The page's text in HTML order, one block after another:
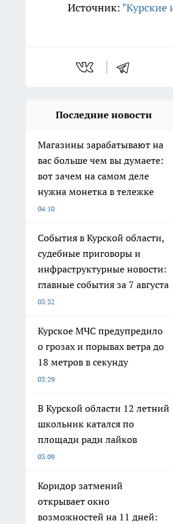
Источник: "Курские
Последние новости
Магазины зарабатывают на
вас больше чем вы думаете:
вот зачем на самом деле
нужна монетка в тележке
04:10
События в Курской области,
судебные приговоры и
инфраструктурные новости:
главные события за 7 августа
03:32
Курское МЧС предупредило
о грозах и порывах ветра до
18 метров в секунду
03:29
В Курской области 12 летний
школьник катался по
площади ради лайков
03:09
Коридор затмений
открывает окно
возможностей на 11 дней: